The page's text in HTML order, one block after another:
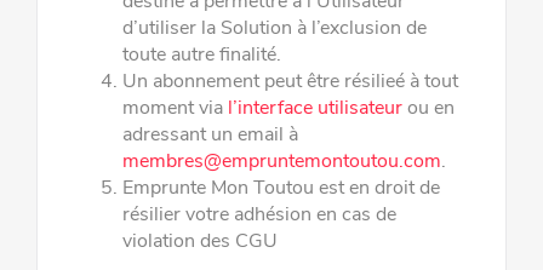
d’utiliser la Solution à l’exclusion de
toute autre finalité.
Un abonnement peut être résilieé à tout
moment via l’interface utilisateurou en
adressant un email à
membres@empruntemontoutou.com.
Emprunte Mon Toutou est en droit de
résilier votre adhésion en cas de
violation des CGU